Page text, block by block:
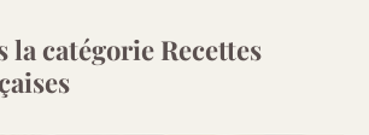
la catégorie Recettes